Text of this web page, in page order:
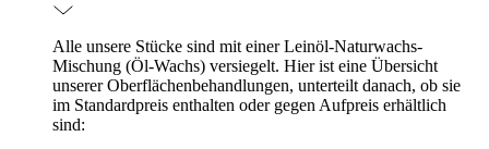
Alle unsere Stücke sind mit einer Leinöl-Naturwachs-
Mischung (Öl-Wachs) versiegelt. Hier ist eine Übersicht
unserer Oberflächenbehandlungen, unterteilt danach, ob sie
im Standardpreis enthalten oder gegen Aufpreis erhältlich
sind: